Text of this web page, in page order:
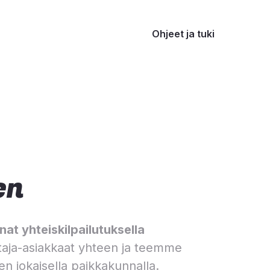
Ohjeet ja tuki
yhteiskilpailutuksella
asiakkaat yhteen ja teemme
jokaisella paikkakunnalla.